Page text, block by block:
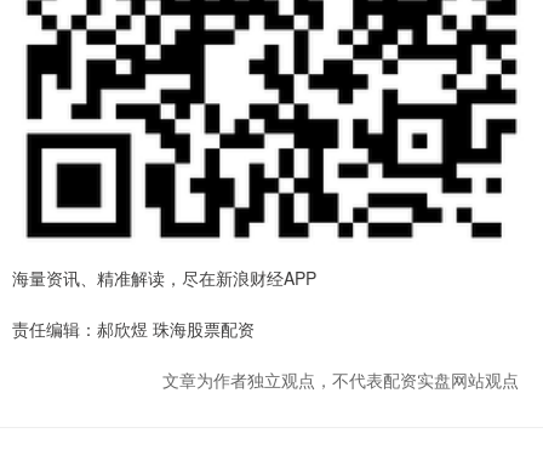
海量资讯、精准解读，尽在新浪财经APP
责任编辑：郝欣煜 珠海股票配资
文章为作者独立观点，不代表配资实盘网站观点